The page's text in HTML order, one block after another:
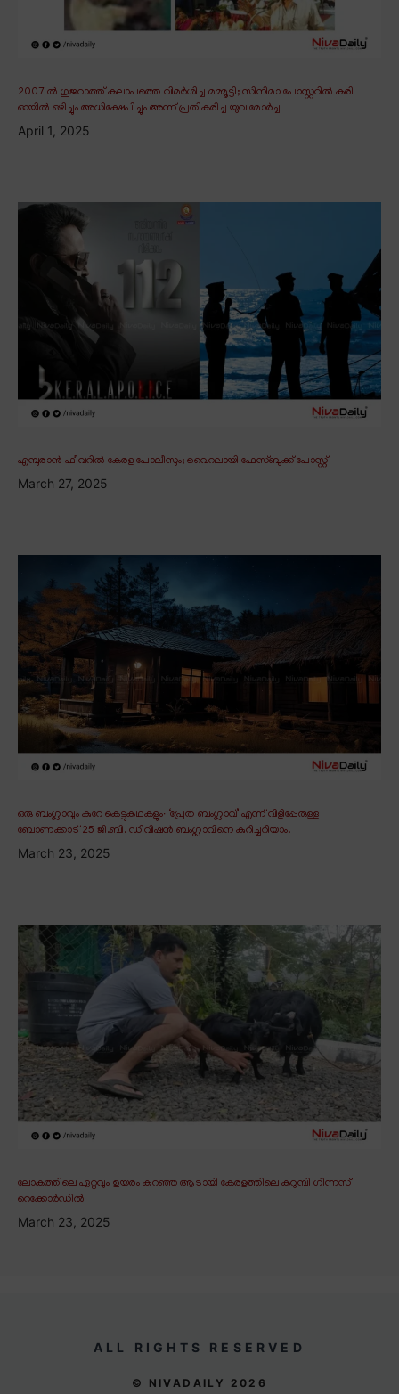
2007 ൽ ഗുജറാത്ത് കലാപത്തെ വിമർശിച്ച മമ്മൂട്ടി; സിനിമാ പോസ്റ്ററിൽ കരി
ഓയിൽ ഒഴിച്ചും അധിക്ഷേപിച്ചും അന്ന് പ്രതികരിച്ച യുവ മോർച്ച
April 1, 2025
എമ്പുരാൻ ഫീവറിൽ കേരള പോലീസും; വൈറലായി ഫേസ്ബുക്ക് പോസ്റ്റ്
March 27, 2025
ഒരു ബംഗ്ലാവും കുറേ കെട്ടുകഥകളും∙ ‘പ്രേത ബംഗ്ലാവ്’ എന്ന് വിളിപ്പേരുള്ള
ബോണക്കാട് 25 ജി.ബി. ഡിവിഷൻ ബംഗ്ലാവിനെ കുറിച്ചറിയാം.
March 23, 2025
ലോകത്തിലെ ഏറ്റവും ഉയരം കുറഞ്ഞ ആടായി കേരളത്തിലെ കറുമ്പി ഗിന്നസ്
റെക്കോർഡിൽ
March 23, 2025
ALL RIGHTS RESERVED
© NIVADAILY 2026